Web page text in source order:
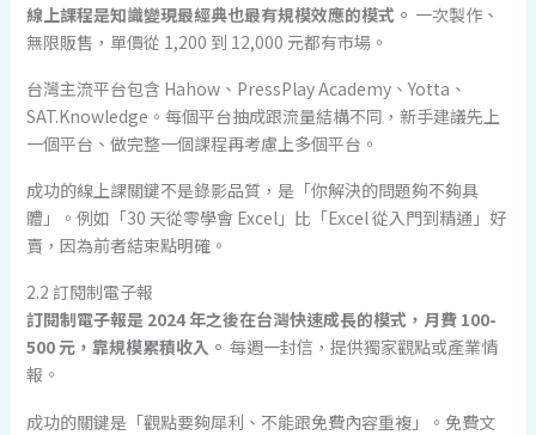
線上課程是知識變現最經典也最有規模效應的模式。 一次製作、
無限販售，單價從 1,200 到 12,000 元都有市場。
台灣主流平台包含 Hahow、PressPlay Academy、Yotta、
SAT.Knowledge。每個平台抽成跟流量結構不同，新手建議先上
一個平台、做完整一個課程再考慮上多個平台。
成功的線上課關鍵不是錄影品質，是「你解決的問題夠不夠具
體」。例如「30 天從零學會 Excel」比「Excel 從入門到精通」好
賣，因為前者結束點明確。
2.2 訂閱制電子報
訂閱制電子報是 2024 年之後在台灣快速成長的模式，月費 100-
500 元，靠規模累積收入。 每週一封信，提供獨家觀點或產業情
報。
成功的關鍵是「觀點要夠犀利、不能跟免費內容重複」。免費文